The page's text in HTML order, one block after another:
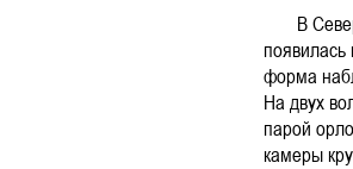
В
форма
На двух
парой
камеры